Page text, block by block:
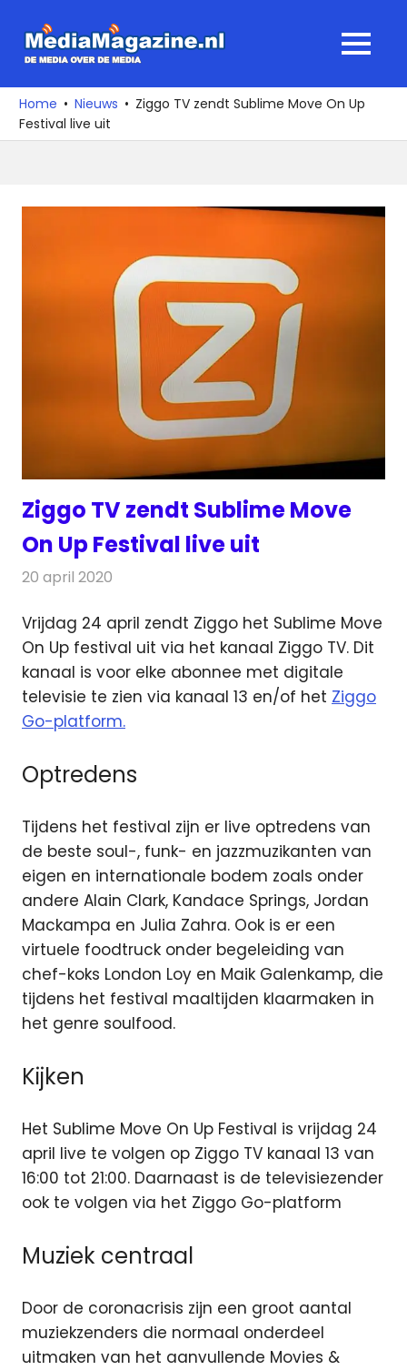
naar
media
over
de
MENU
Home Nieuws
Ziggo TV zendt Sublime Move On Up
Festival live uit
Ziggo TV zendt Sublime Move
On Up Festival live uit
20 april 2020
Vrijdag 24 april zendt Ziggo het Sublime Move
On Up festival uit via het kanaal Ziggo TV. Dit
kanaal is voor elke abonnee met digitale
televisie te zien via kanaal 13 en/of het Ziggo
Go-platform.
Optredens
Tijdens het festival zijn er live optredens van
de beste soul-, funk- en jazzmuzikanten van
eigen en internationale bodem zoals onder
andere Alain Clark, Kandace Springs, Jordan
Mackampa en Julia Zahra. Ook is er een
virtuele foodtruck onder begeleiding van
chef-koks London Loy en Maik Galenkamp, die
tijdens het festival maaltijden klaarmaken in
het genre soulfood.
Kijken
Het Sublime Move On Up Festival is vrijdag 24
april live te volgen op Ziggo TV kanaal 13 van
16:00 tot 21:00. Daarnaast is de televisiezender
ook te volgen via het Ziggo Go-platform
Muziek centraal
Door de coronacrisis zijn een groot aantal
muziekzenders die normaal onderdeel
uitmaken van het aanvullende Movies &